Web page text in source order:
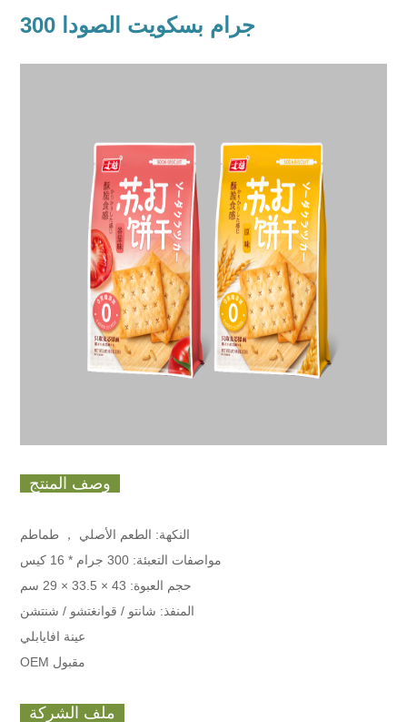
300 جرام بسكويت الصودا
النكهة: الطعم الأصلي ， طماطم
مواصفات التعبئة: 300 جرام * 16 كيس
حجم العبوة: 43 × 33.5 × 29 سم
المنفذ: شانتو / قوانغتشو / شنتشن
عينة افايابلي
OEM مقبول